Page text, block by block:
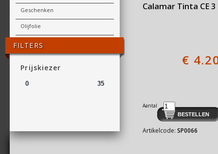
Geschenken
Olijfolie
FILTERS
Prijskiezer
Calamar Tinta CE
€
Aantal
Artikelcode:SP0066